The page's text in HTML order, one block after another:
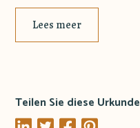
Lees meer
Teilen Sie diese Urkunde